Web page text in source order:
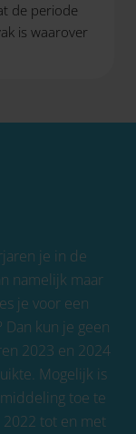
de periode
is waarover
je in de
namelijk maar
je voor een
kun je geen
2023 en 2024
Mogelijk is
toe te
tot en met